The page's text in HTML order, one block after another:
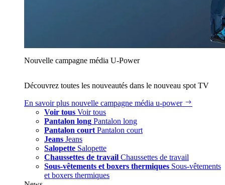
Nouvelle campagne média U‑Power
Découvrez toutes les nouveautés dans le nouveau spot TV
En savoir plus nouvelle campagne média u‑power
Voir tous Voir tous
Pantalon long Pantalon long
Pantalon court Pantalon court
Jeans Jeans
Salopette Salopette
Chaussettes de travail Chaussettes de travail
Sous-vêtements et boxers thermiques Sous-vêtements
et boxers thermiques